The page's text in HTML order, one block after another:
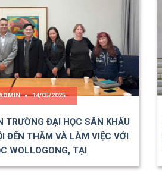
14/05/2025
TRƯỜNG ĐẠI HỌC SÂN KHẤU
ĐẾN THĂM VÀ LÀM VIỆC VỚI
WOLLOGONG, TẠI